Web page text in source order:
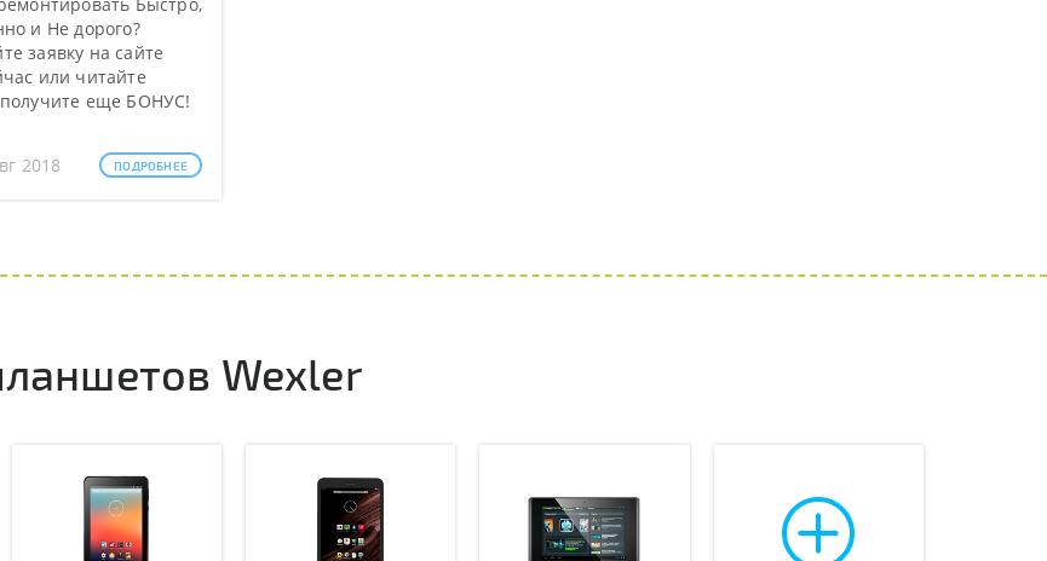
и Не дорого?
заявку на сайте
или читайте
еще БОНУС!
2018 ПОДРОБНЕЕ
Wexler